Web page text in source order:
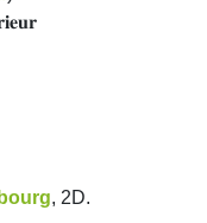
, 2D.